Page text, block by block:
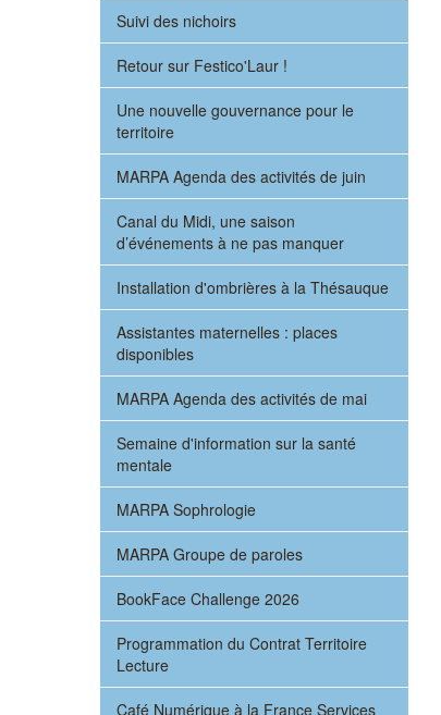
Suivi des nichoirs
Retour sur Festico'Laur !
Une nouvelle gouvernance pour le
territoire
MARPA Agenda des activités de juin
Canal du Midi, une saison
d’événements à ne pas manquer
Installation d'ombrières à la Thésauque
Assistantes maternelles : places
disponibles
MARPA Agenda des activités de mai
Semaine d'information sur la santé
mentale
MARPA Sophrologie
MARPA Groupe de paroles
BookFace Challenge 2026
Programmation du Contrat Territoire
Lecture
Café Numérique à la France Services